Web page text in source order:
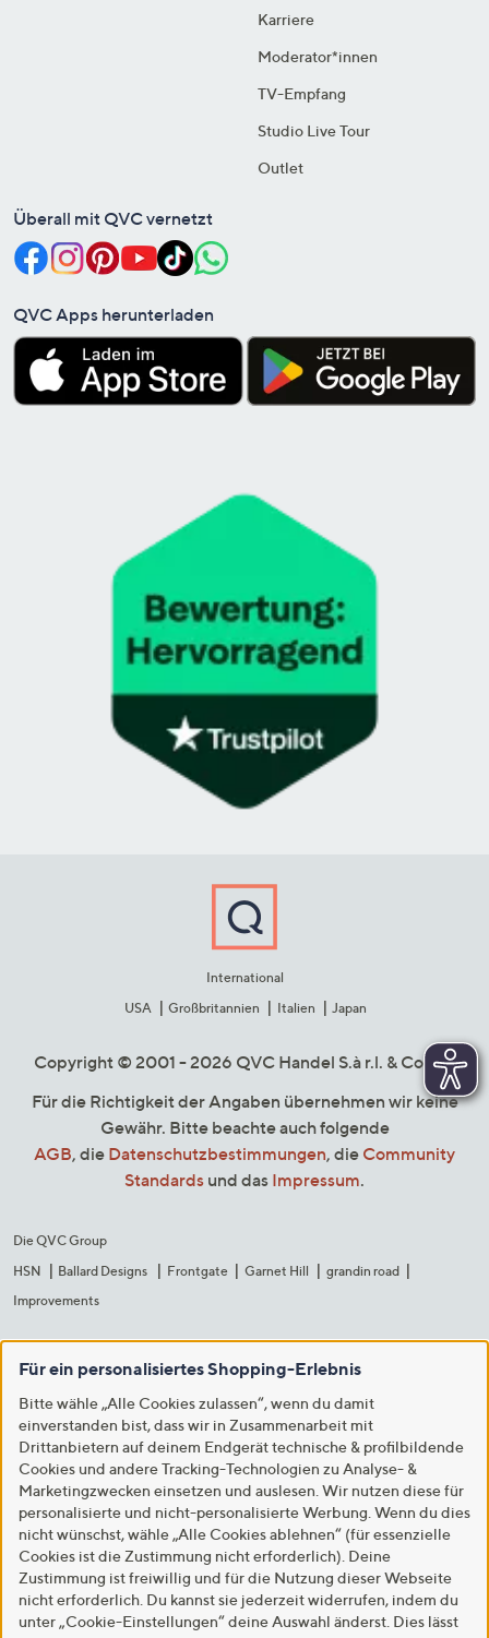
Karriere
Moderator*innen
TV-Empfang
Studio Live Tour
Outlet
Überall mit QVC vernetzt
QVC Apps herunterladen
International
USA
Großbritannien Italien Japan
Copyright © 2001 - 2026 QVC Handel S.à r.l. & Co. KG
Für die Richtigkeit der Angaben übernehmen wir keine
Gewähr. Bitte beachte auch folgende
AGB, die Datenschutzbestimmungen, die Community
Standards und das Impressum.
Die QVC Group
HSN
Ballard Designs Frontgate Garnet Hill
grandin road
Improvements
Für ein personalisiertes Shopping-Erlebnis
Bitte wähle „Alle Cookies zulassen“, wenn du damit
einverstanden bist, dass wir in Zusammenarbeit mit
Drittanbietern auf deinem Endgerät technische & profilbildende
Cookies und andere Tracking-Technologien zu Analyse- &
Marketingzwecken einsetzen und auslesen. Wir nutzen diese für
personalisierte und nicht-personalisierte Werbung. Wenn du dies
nicht wünschst, wähle „Alle Cookies ablehnen“ (für essenzielle
Cookies ist die Zustimmung nicht erforderlich). Deine
Zustimmung ist freiwillig und für die Nutzung dieser Webseite
nicht erforderlich. Du kannst sie jederzeit widerrufen, indem du
unter „Cookie-Einstellungen“ deine Auswahl änderst. Dies lässt